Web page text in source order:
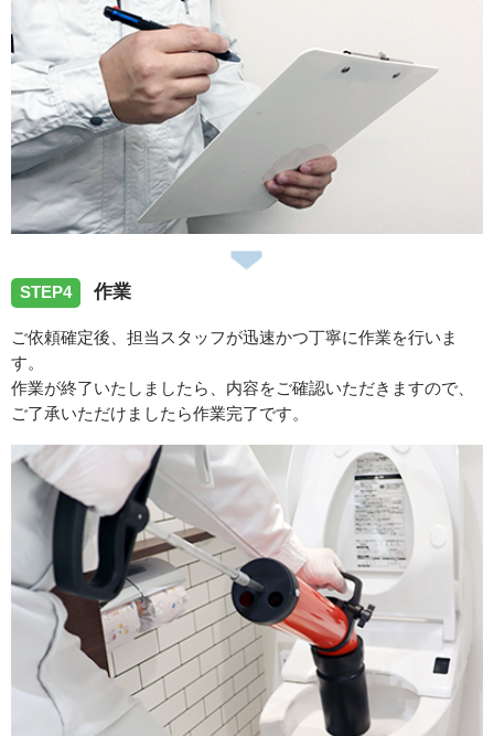
スタッフの修理報告や事例の一覧はこちら
STEP4 作業
ご依頼確定後、担当スタッフが迅速かつ丁寧に作業を行いま
す。
作業が終了いたしましたら、内容をご確認いただきますので、
ご了承いただけましたら作業完了です。